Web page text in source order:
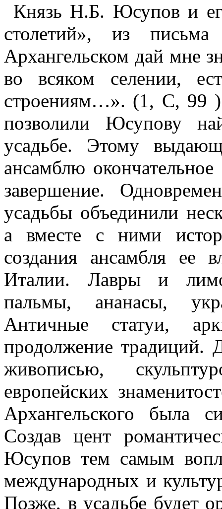
Князь Н.Б. Юсупов и
столетий», из
Архангельском дай мне
во всяком селении,
строениям…». (1, С, 99
позволили Юсупову
усадьбе. Этому
ансамблю
завершение.
усадьбы объединили
а вместе с ними
создания ансамбля ее
Италии. Лавры и
пальмы, ананасы,
Античные статуи,
продолжение традиций.
живописью,
европейских
Архангельского была
Создав цент
Юсупов тем самым
международных и
Позже, в усадьбе будет